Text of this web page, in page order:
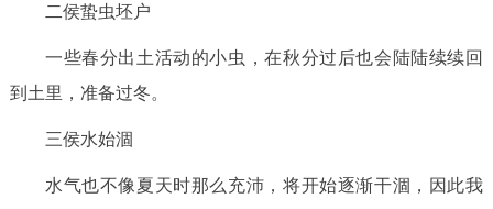
二侯蛰虫坯户
一些春分出土活动的小虫，在秋分过后也会陆陆续续回
到土里，准备过冬。
三侯水始涸
水气也不像夏天时那么充沛，将开始逐渐干涸，因此我